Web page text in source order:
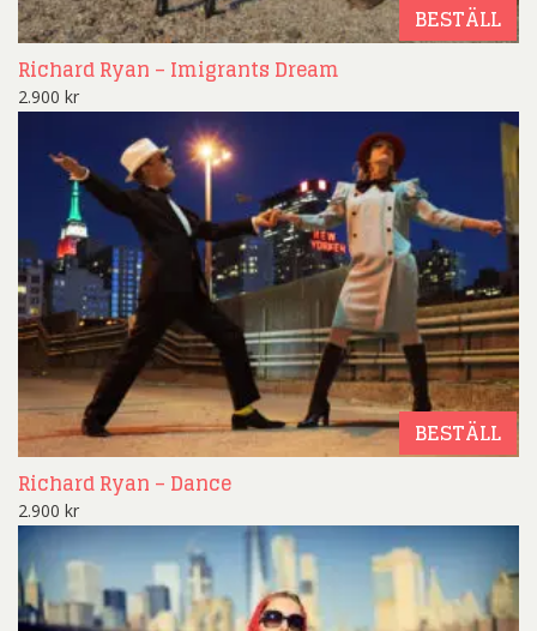
BESTÄLL
Richard Ryan – Imigrants Dream
2.900 kr
BESTÄLL
Richard Ryan – Dance
2.900 kr